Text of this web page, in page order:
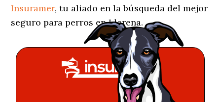
Insuramer, tu aliado en la búsqueda del mejor
seguro para perros en Llerena.